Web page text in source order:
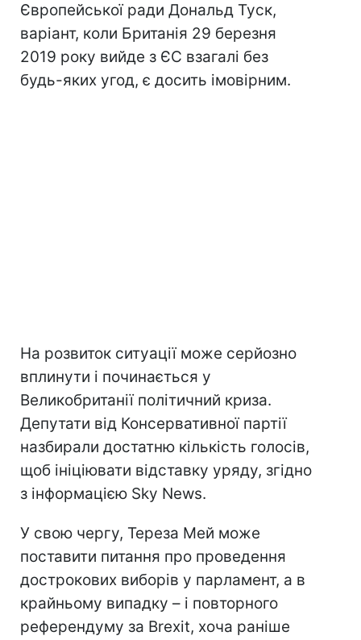
Європейської ради Дональд Туск,
варіант, коли Британія 29 березня
2019 року вийде з ЄС взагалі без
будь-яких угод, є досить імовірним.
На розвиток ситуації може серйозно
вплинути і починається у
Великобританії політичний криза.
Депутати від Консервативної партії
назбирали достатню кількість голосів,
щоб ініціювати відставку уряду, згідно
з інформацією Sky News.
У свою чергу, Тереза Мей може
поставити питання про проведення
дострокових виборів у парламент, а в
крайньому випадку – і повторного
референдуму за Brexit, хоча раніше